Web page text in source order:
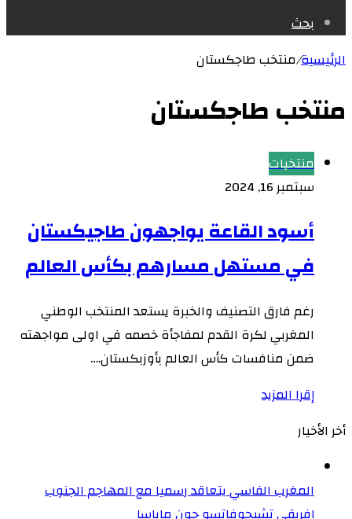
بحث
الرئيسية/منتخب طاجكستان
منتخب طاجكستان
منتخبات
سبتمبر 16, 2024
أسود القاعة يواجهون طاجيكستان
في مستهل مسارهم بكأس العالم
رغم فارق التصنيف والخبرة يستعد المنتخب الوطني
المغربي لكرة القدم لمفاجأة خصمه في اولى مواجهته
ضمن منافسات كأس العالم بأوزبكستان.…
إقرا المزيد
أخر الأخيار
المغرب الفاسي يتعاقد رسميا مع المهاجم الجنوب
إفريقي تشيجوفاتسو جون ماباسا